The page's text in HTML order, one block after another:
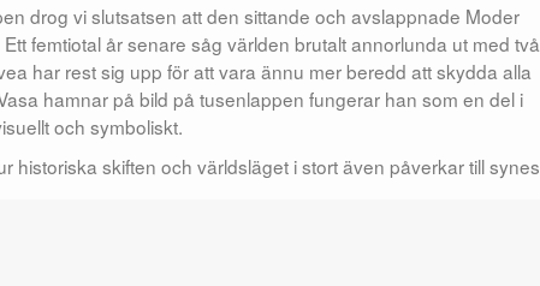
drog vi slutsatsen att den sittande och avslappnade Moder
femtiotal år senare såg världen brutalt annorlunda ut med två
har rest sig upp för att vara ännu mer beredd att skydda alla
hamnar på bild på tusenlappen fungerar han som en del i
och symboliskt.
historiska skiften och världsläget i stort även påverkar till synes